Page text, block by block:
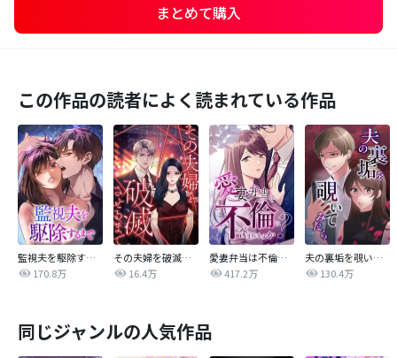
まとめて購入
この作品の読者によく読まれている作品
監視夫を駆除するまで
170.8万
その夫婦を破滅させるまで
16.4万
愛妻弁当は不倫に含まれますか？
417.2万
夫の裏垢を覗いてみたら
130.4万
同じジャンルの人気作品